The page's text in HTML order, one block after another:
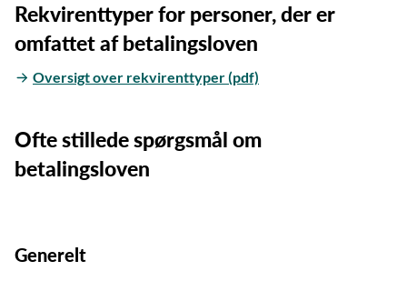
Rekvirenttyper for personer, der er
omfattet af betalingsloven
Oversigt over rekvirenttyper (pdf)
Ofte stillede spørgsmål om
betalingsloven
Generelt